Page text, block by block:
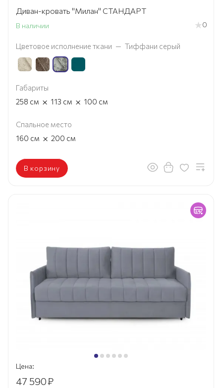
Диван-кровать "Милан" СТАНДАРТ
В наличии 0
Цветовое исполнение ткани — Тиффани серый
Габариты
258 см × 113 см × 100 см
Спальное место
160 см × 200 см
В корзину
Цена:
47 590₽